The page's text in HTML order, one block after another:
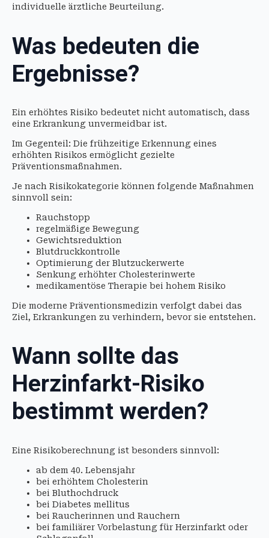
individuelle ärztliche Beurteilung.
Was bedeuten die
Ergebnisse?
Ein erhöhtes Risiko bedeutet nicht automatisch, dass
eine Erkrankung unvermeidbar ist.
Im Gegenteil: Die frühzeitige Erkennung eines
erhöhten Risikos ermöglicht gezielte
Präventionsmaßnahmen.
Je nach Risikokategorie können folgende Maßnahmen
sinnvoll sein:
Rauchstopp
regelmäßige Bewegung
Gewichtsreduktion
Blutdruckkontrolle
Optimierung der Blutzuckerwerte
Senkung erhöhter Cholesterinwerte
medikamentöse Therapie bei hohem Risiko
Die moderne Präventionsmedizin verfolgt dabei das
Ziel, Erkrankungen zu verhindern, bevor sie entstehen.
Wann sollte das
Herzinfarkt-Risiko
bestimmt werden?
Eine Risikoberechnung ist besonders sinnvoll:
ab dem 40. Lebensjahr
bei erhöhtem Cholesterin
bei Bluthochdruck
bei Diabetes mellitus
bei Raucherinnen und Rauchern
bei familiärer Vorbelastung für Herzinfarkt oder